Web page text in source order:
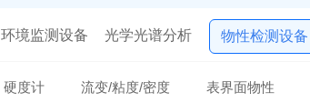
环境监测设备 光学光谱分析 物性检测设备
硬度计 流变/粘度/密度 表界面物性